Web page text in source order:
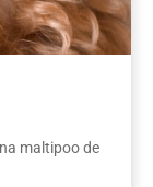
maltipoo de